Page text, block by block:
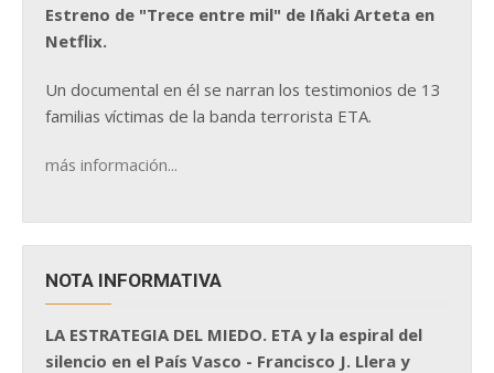
Estreno de "Trece entre mil" de Iñaki Arteta en
Netflix.
Un documental en él se narran los testimonios de 13
familias víctimas de la banda terrorista ETA.
más información...
NOTA INFORMATIVA
LA ESTRATEGIA DEL MIEDO. ETA y la espiral del
silencio en el País Vasco - Francisco J. Llera y